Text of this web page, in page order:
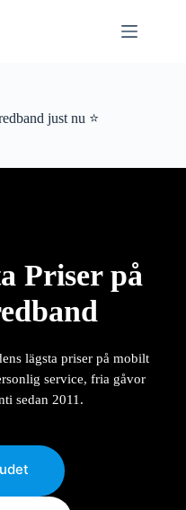
just nu ⭐
Priser på
lägsta priser på mobilt
service, fria gåvor
sedan 2011.